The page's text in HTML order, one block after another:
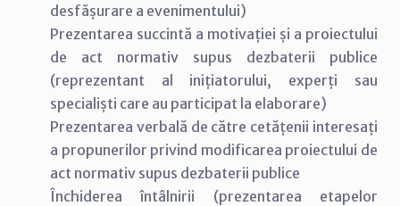
desfășurare a evenimentului)
Prezentarea succintă a motivației și a proiectului
de act normativ supus dezbaterii publice
(reprezentant al inițiatorului, experți sau
specialiști care au participat la elaborare)
Prezentarea verbală de către cetățenii interesați
a propunerilor privind modificarea proiectului de
act normativ supus dezbaterii publice
Închiderea întâlnirii (prezentarea etapelor